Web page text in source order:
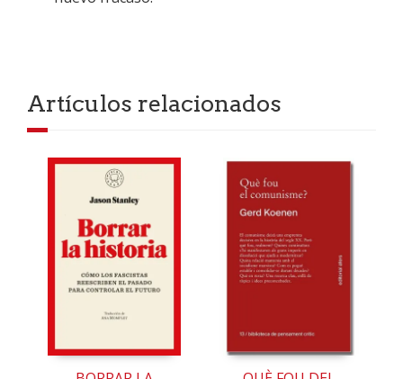
Artículos relacionados